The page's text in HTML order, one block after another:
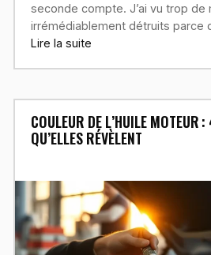
seconde compte. J’ai vu trop de
irrémédiablement détruits parce
Lire la suite
COULEUR DE L’HUILE MOTEUR
QU’ELLES RÉVÈLENT